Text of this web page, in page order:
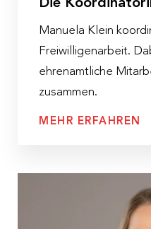
Die
Manuela Klein
Freiwilligenarbeit.
ehrenamtliche
zusammen.
MEHR ERFAHREN